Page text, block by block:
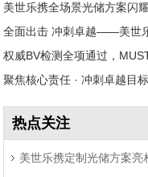
权威BV检测全项通过，
热点关注
美世乐携定制光储方案